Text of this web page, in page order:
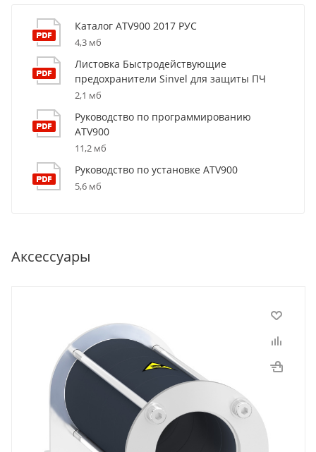
Каталог ATV900 2017 РУС
4,3 мб
Листовка Быстродействующие
предохранители Sinvel для защиты ПЧ
2,1 мб
Руководство по программированию
ATV900
11,2 мб
Руководство по установке ATV900
5,6 мб
Аксессуары